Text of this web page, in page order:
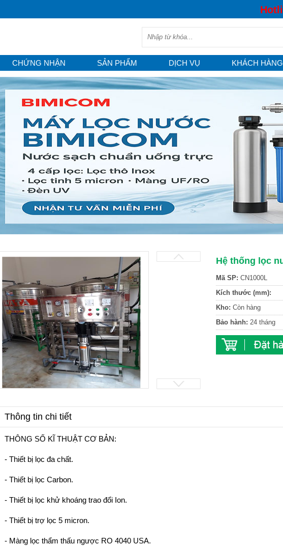
CHỨNG NHẬN SẢN PHẨM DỊCH VỤ KHÁCH HÀNG
Hệ thống lọc
Mã SP: CN1000L
Kích thước (mm):
Kho: Còn hàng
Bảo hành: 24 tháng
Thông tin chi tiết
THÔNG SỐ KĨ THUẬT CƠ BẢN:
- Thiết bị lọc đa chất.
- Thiết bị lọc Carbon.
- Thiết bị lọc khử khoáng trao đổi Ion.
- Thiết bị trợ lọc 5 micron.
- Màng lọc thẩm thấu ngược RO 4040 USA.